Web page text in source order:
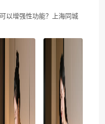
以增强性功能？上海同城